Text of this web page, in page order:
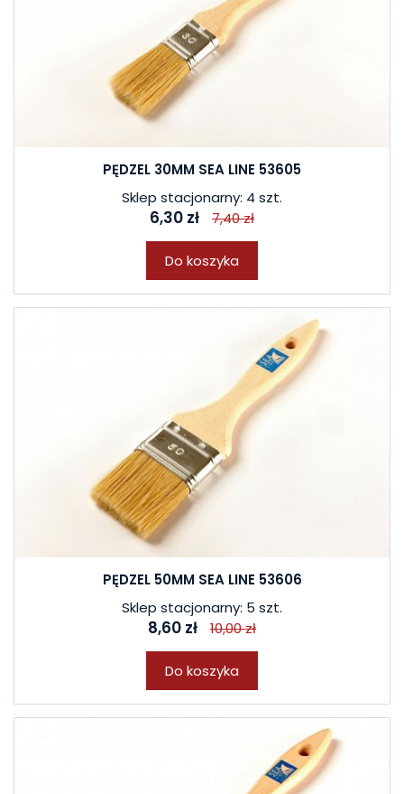
PĘDZEL 30MM SEA LINE 53605
Sklep stacjonarny: 4 szt.
6,30 zł 7,40 zł
Do koszyka
PĘDZEL 50MM SEA LINE 53606
Sklep stacjonarny: 5 szt.
8,60 zł 10,00 zł
Do koszyka